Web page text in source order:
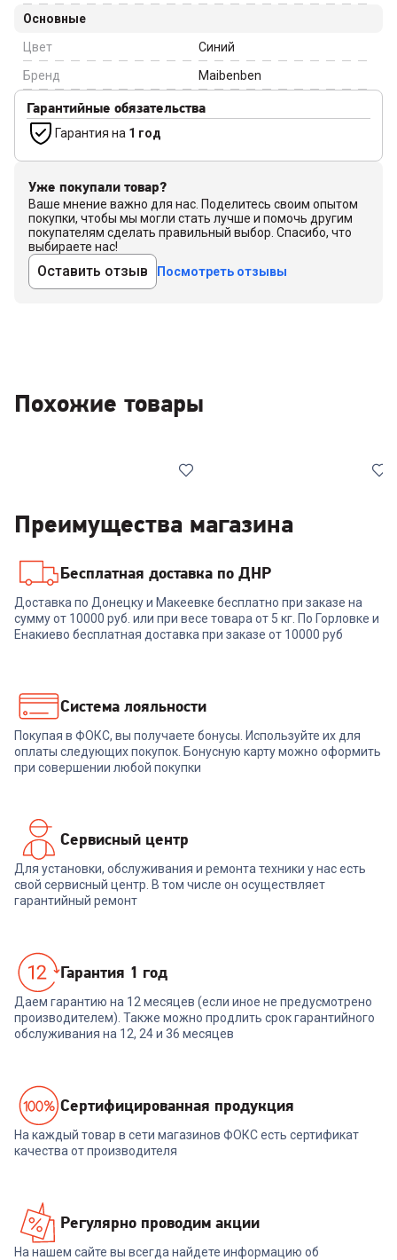
Основные
Цвет
Синий
Бренд
Maibenben
Гарантийные обязательства
Гарантия на 1 год
Уже покупали товар?
Ваше мнение важно для нас. Поделитесь своим опытом
покупки, чтобы мы могли стать лучше и помочь другим
покупателям сделать правильный выбор. Спасибо, что
выбираете нас!
Оставить отзыв Посмотреть отзывы
Похожие товары
Ноутбук MAIBENBEN M645
(M6450B140LU4E11)
52 999₽
В корзину
00-00014911
Ноутбук MAIBENBEN M647
(M6470B140LU4E11)
В корзину
Преимущества магазина
Бесплатная доставка по ДНР
Доставка по Донецку и Макеевке бесплатно при заказе на
сумму от 10000 руб. или при весе товара от 5 кг. По Горловке и
Енакиево бесплатная доставка при заказе от 10000 руб
Система лояльности
Покупая в ФОКС, вы получаете бонусы. Используйте их для
оплаты следующих покупок. Бонусную карту можно оформить
при совершении любой покупки
Сервисный центр
Для установки, обслуживания и ремонта техники у нас есть
свой сервисный центр. В том числе он осуществляет
гарантийный ремонт
Гарантия 1 год
Даем гарантию на 12 месяцев (если иное не предусмотрено
производителем). Также можно продлить срок гарантийного
обслуживания на 12, 24 и 36 месяцев
Cертифицированная продукция
На каждый товар в сети магазинов ФОКС есть сертификат
качества от производителя
Регулярно проводим акции
На нашем сайте вы всегда найдете информацию об